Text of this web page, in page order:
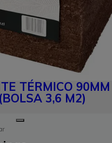
TÉRMICO 90MM
3,6 M2)
Buscar